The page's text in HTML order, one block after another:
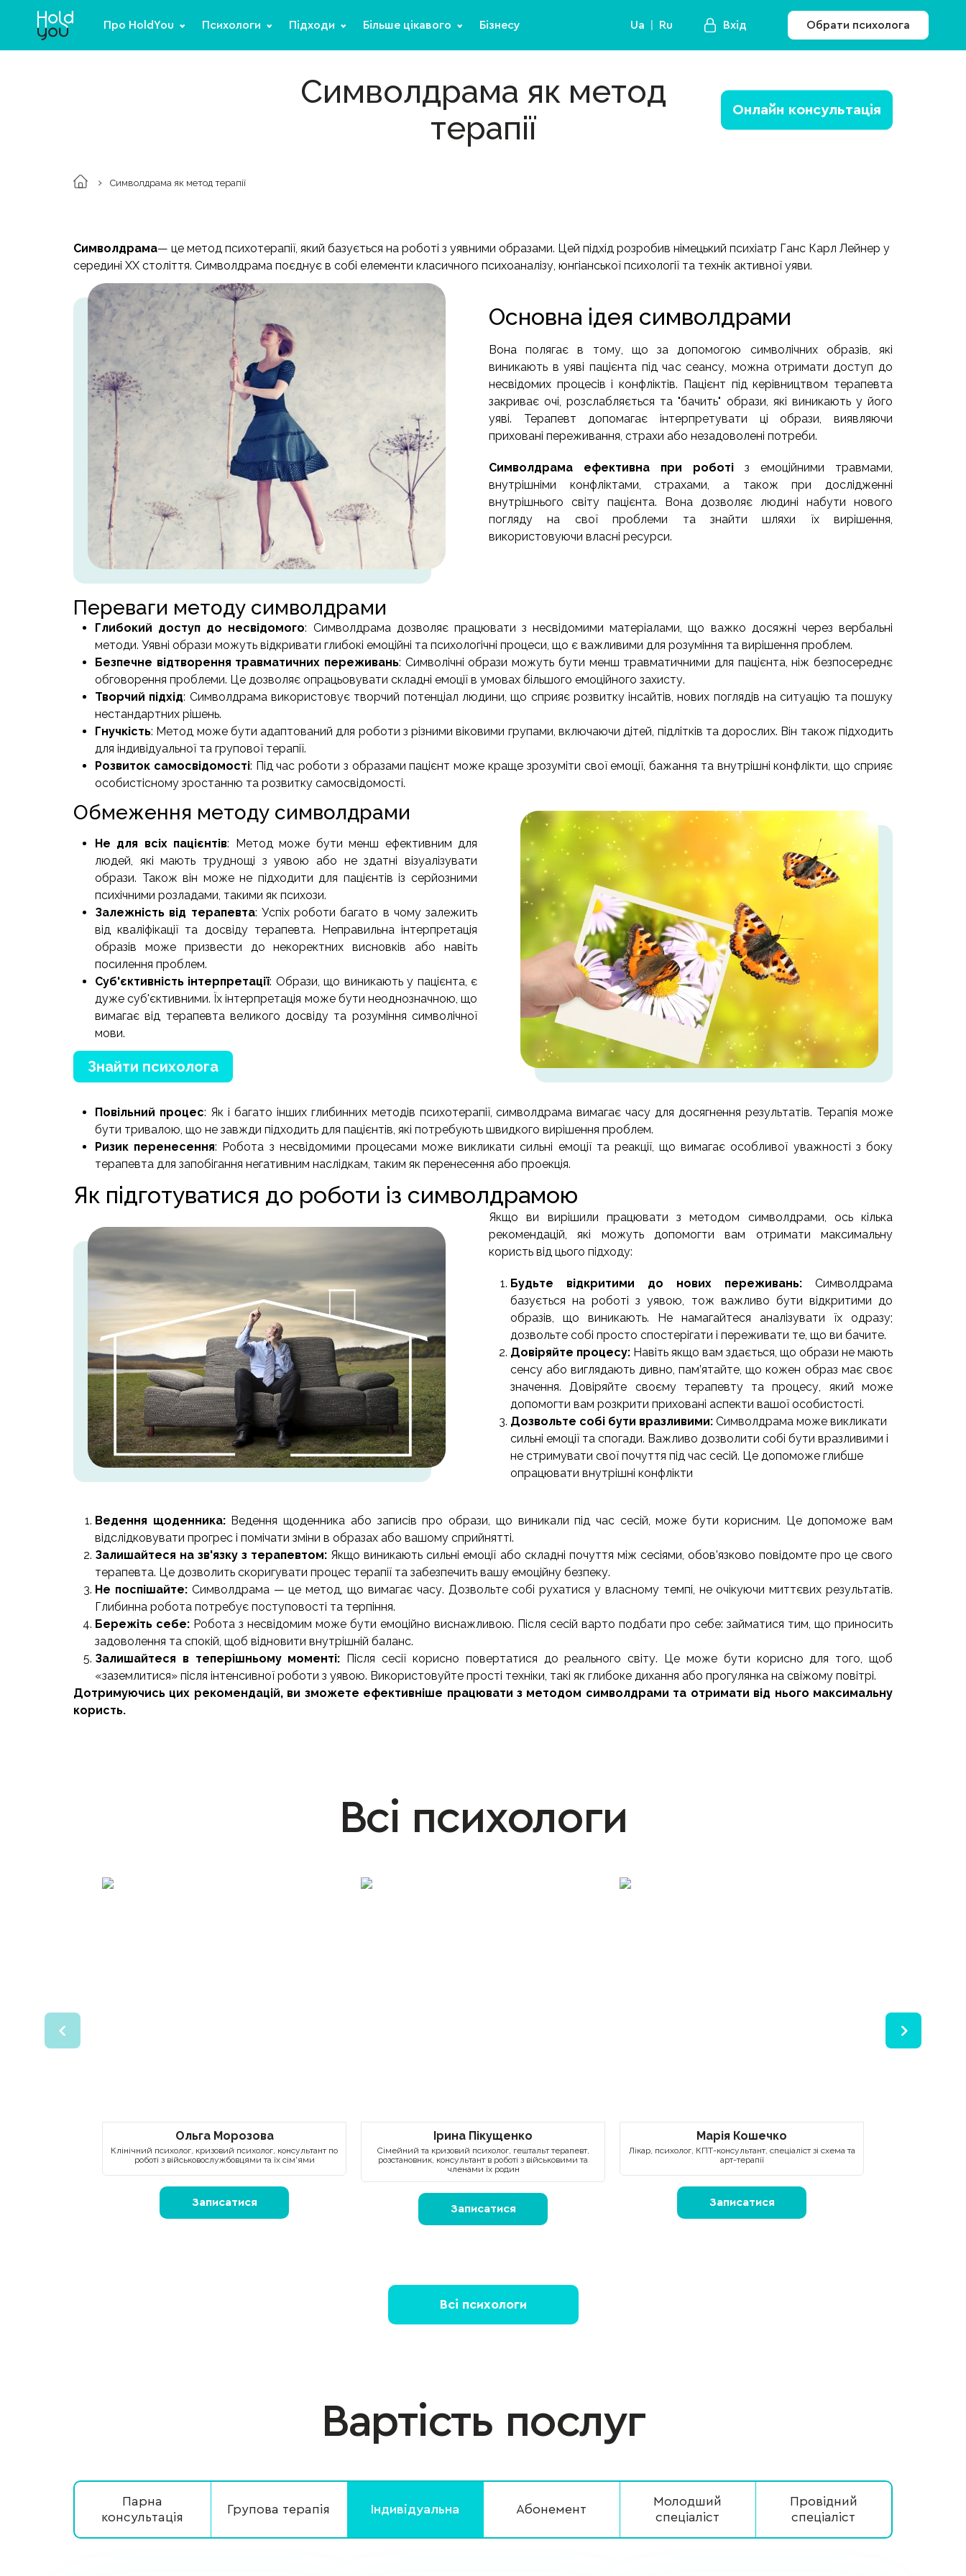
Про HoldYou Психологи Підходи Більше цікавого Бізнесу Ua Ru Вхід Обрати психолога
Символдрама як метод
терапії
Онлайн консультація
Символдрама як метод терапії
Символдрама— це метод психотерапії, який базується на роботі з уявними образами. Цей підхід розробив німецький психіатр Ганс Карл Лейнер у
середині ХХ століття. Символдрама поєднує в собі елементи класичного психоаналізу, юнгіанської психології та технік активної уяви.
Основна ідея символдрами
Вона полягає в тому, що за допомогою символічних образів, які
виникають в уяві пацієнта під час сеансу, можна отримати доступ до
несвідомих процесів і конфліктів. Пацієнт під керівництвом терапевта
закриває очі, розслабляється та "бачить" образи, які виникають у його
уяві. Терапевт допомагає інтерпретувати ці образи, виявляючи
приховані переживання, страхи або незадоволені потреби.
Символдрама ефективна при роботі з емоційними травмами,
внутрішніми конфліктами, страхами, а також при дослідженні
внутрішнього світу пацієнта. Вона дозволяє людині набути нового
погляду на свої проблеми та знайти шляхи їх вирішення,
використовуючи власні ресурси.
Переваги методу символдрами
Глибокий доступ до несвідомого: Символдрама дозволяє працювати з несвідомими матеріалами, що важко досяжні через вербальні
методи. Уявні образи можуть відкривати глибокі емоційні та психологічні процеси, що є важливими для розуміння та вирішення проблем.
Безпечне відтворення травматичних переживань: Символічні образи можуть бути менш травматичними для пацієнта, ніж безпосереднє
обговорення проблеми. Це дозволяє опрацьовувати складні емоції в умовах більшого емоційного захисту.
Творчий підхід: Символдрама використовує творчий потенціал людини, що сприяє розвитку інсайтів, нових поглядів на ситуацію та пошуку
нестандартних рішень.
Гнучкість: Метод може бути адаптований для роботи з різними віковими групами, включаючи дітей, підлітків та дорослих. Він також підходить
для індивідуальної та групової терапії.
Розвиток самосвідомості: Під час роботи з образами пацієнт може краще зрозуміти свої емоції, бажання та внутрішні конфлікти, що сприяє
особистісному зростанню та розвитку самосвідомості.
Обмеження методу символдрами
Не для всіх пацієнтів: Метод може бути менш ефективним для
людей, які мають труднощі з уявою або не здатні візуалізувати
образи. Також він може не підходити для пацієнтів із серйозними
психічними розладами, такими як психози.
Залежність від терапевта: Успіх роботи багато в чому залежить
від кваліфікації та досвіду терапевта. Неправильна інтерпретація
образів може призвести до некоректних висновків або навіть
посилення проблем.
Суб'єктивність інтерпретації: Образи, що виникають у пацієнта, є
дуже суб'єктивними. Їх інтерпретація може бути неоднозначною, що
вимагає від терапевта великого досвіду та розуміння символічної
мови.
Знайти психолога
Повільний процес: Як і багато інших глибинних методів психотерапії, символдрама вимагає часу для досягнення результатів. Терапія може
бути тривалою, що не завжди підходить для пацієнтів, які потребують швидкого вирішення проблем.
Ризик перенесення: Робота з несвідомими процесами може викликати сильні емоції та реакції, що вимагає особливої уважності з боку
терапевта для запобігання негативним наслідкам, таким як перенесення або проекція.
Як підготуватися до роботи із символдрамою
Якщо ви вирішили працювати з методом символдрами, ось кілька
рекомендацій, які можуть допомогти вам отримати максимальну
користь від цього підходу:
Будьте відкритими до нових переживань: Символдрама
базується на роботі з уявою, тож важливо бути відкритими до
образів, що виникають. Не намагайтеся аналізувати їх одразу;
дозвольте собі просто спостерігати і переживати те, що ви бачите.
Довіряйте процесу: Навіть якщо вам здається, що образи не мають
сенсу або виглядають дивно, пам’ятайте, що кожен образ має своє
значення. Довіряйте своєму терапевту та процесу, який може
допомогти вам розкрити приховані аспекти вашої особистості.
Дозвольте собі бути вразливими: Символдрама може викликати
сильні емоції та спогади. Важливо дозволити собі бути вразливими і
не стримувати свої почуття під час сесій. Це допоможе глибше
опрацювати внутрішні конфлікти
Ведення щоденника: Ведення щоденника або записів про образи, що виникали під час сесій, може бути корисним. Це допоможе вам
відслідковувати прогрес і помічати зміни в образах або вашому сприйнятті.
Залишайтеся на зв'язку з терапевтом: Якщо виникають сильні емоції або складні почуття між сесіями, обов’язково повідомте про це свого
терапевта. Це дозволить скоригувати процес терапії та забезпечить вашу емоційну безпеку.
Не поспішайте: Символдрама — це метод, що вимагає часу. Дозвольте собі рухатися у власному темпі, не очікуючи миттєвих результатів.
Глибинна робота потребує поступовості та терпіння.
Бережіть себе: Робота з несвідомим може бути емоційно виснажливою. Після сесій варто подбати про себе: займатися тим, що приносить
задоволення та спокій, щоб відновити внутрішній баланс.
Залишайтеся в теперішньому моменті:
Після сесії корисно повертатися до реального світу. Це може бути корисно для того, щоб
«заземлитися» після інтенсивної роботи з уявою. Використовуйте прості техніки, такі як глибоке дихання або прогулянка на свіжому повітрі.
Дотримуючись цих рекомендацій, ви зможете ефективніше працювати з методом символдрами та отримати від нього максимальну
користь.
Всі психологи
Ольга Морозова
Клінічний психолог, кризовий психолог, консультант по
роботі з військовослужбовцями та їх сім'ями
Записатися
Ірина Пікущенко
Сімейний та кризовий психолог, гештальт терапевт,
розстановник, консультант в роботі з військовими та
членами їх родин
Записатися
Марія Кошечко
Лікар, психолог, КПТ-консультант, спеціаліст зі схема та
арт-терапії
Записатися
Всі психологи
Вартість послуг
Парна
консультація
Групова терапія Індивідуальна Абонемент
Молодший
спеціаліст
Провідний
спеціаліст